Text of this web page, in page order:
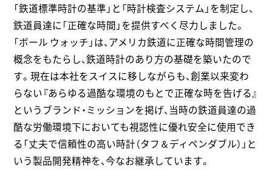
「鉄道標準時計の基準」と「時計検査システム」を制定し、
鉄道員達に「正確な時間」を提供すべく尽力しました。
「ボール ウォッチ」は、アメリカ鉄道に正確な時間管理の
概念をもたらし、鉄道時計のあり方の基礎を築いたので
す。現在は本社をスイスに移しながらも、創業以来変わ
らない『あらゆる過酷な環境のもとで正確な時を告げる』
というブランド・ミッションを掲げ、当時の鉄道員達の過
酷な労働環境下においても視認性に優れ安全に使用でき
る「丈夫で信頼性の高い時計（タフ＆ディペンダブル）」と
いう製品開発精神を、今なお継承しています。